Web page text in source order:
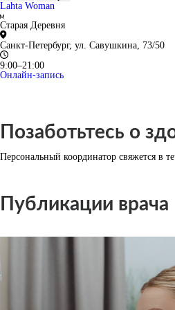
Lahta Woman
Старая Деревня
Санкт-Петербург, ул. Савушкина, 73/50
9:00–21:00
Онлайн-запись
Позаботьтесь о
Персональный координатор свяжется в
Публикации врача